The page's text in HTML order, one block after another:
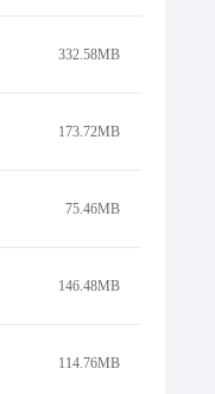
332.58MB
173.72MB
75.46MB
146.48MB
114.76MB